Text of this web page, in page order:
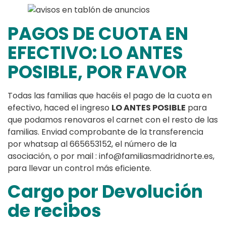
PAGOS DE CUOTA EN
EFECTIVO: LO ANTES
POSIBLE, POR FAVOR
Todas las familias que hacéis el pago de la cuota en
efectivo, haced el ingreso LO ANTES POSIBLE para
que podamos renovaros el carnet con el resto de las
familias. Enviad comprobante de la transferencia
por whatsap al 665653152, el número de la
asociación, o por mail : info@familiasmadridnorte.es,
para llevar un control más eficiente.
Cargo por Devolución
de recibos